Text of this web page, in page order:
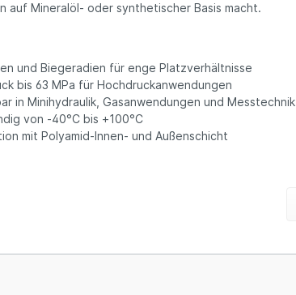
auf Mineralöl- oder synthetischer Basis macht.
und Biegeradien für enge Platzverhältnisse
bis 63 MPa für Hochdruckanwendungen
in Minihydraulik, Gasanwendungen und Messtechnik
von -40°C bis +100°C
mit Polyamid-Innen- und Außenschicht